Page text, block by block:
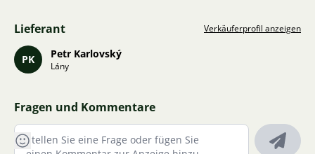
Lieferant Verkäuferprofil anzeigen
PK Petr Karlovský
Lány
Fragen und Kommentare